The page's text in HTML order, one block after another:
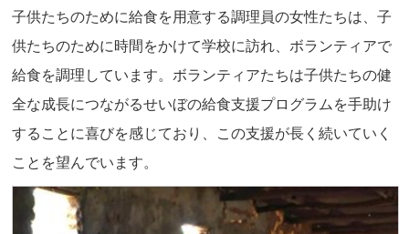
子供たちのために給食を用意する調理員の女性たちは、子
供たちのために時間をかけて学校に訪れ、ボランティアで
給食を調理しています。ボランティアたちは子供たちの健
全な成長につながるせいぼの給食支援プログラムを手助け
することに喜びを感じており、この支援が長く続いていく
ことを望んでいます。